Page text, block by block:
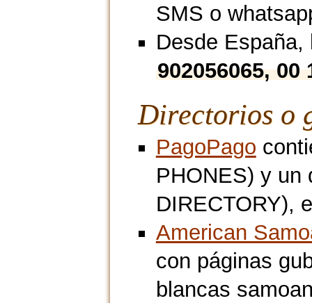
SMS o
Desde
902056065, 00
Directorios o
PagoPago
PHONES) y un
DIRECTORY),
American
con páginas
blancas